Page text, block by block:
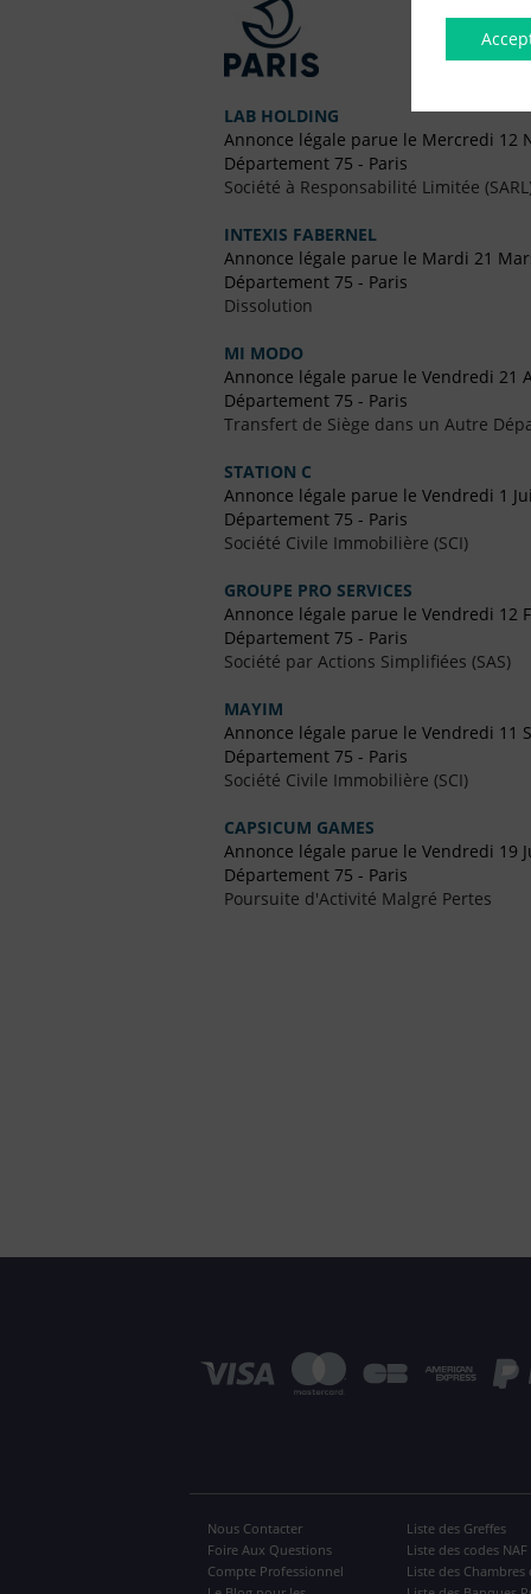
LAB HOLDING
Annonce légale parue le Mercredi 12
Département 75 - Paris
Société à Responsabilité Limitée
INTEXIS FABERNEL
Annonce légale parue le Mardi 21
Département 75 - Paris
Dissolution
MI MODO
Annonce légale parue le Vendredi 21
Département 75 - Paris
Transfert de Siège dans un Autre
STATION C
Annonce légale parue le Vendredi 1
Département 75 - Paris
Société Civile Immobilière (SCI)
GROUPE PRO SERVICES
Annonce légale parue le Vendredi 12
Département 75 - Paris
Société par Actions Simplifiées (SAS)
MAYIM
Annonce légale parue le Vendredi 11
Département 75 - Paris
Société Civile Immobilière (SCI)
CAPSICUM GAMES
Annonce légale parue le Vendredi 19
Département 75 - Paris
Poursuite d'Activité Malgré Pertes
Nous Contacter
Foire Aux Questions
Compte Professionnel
Liste des Greffes
Liste des codes NAF
Liste des